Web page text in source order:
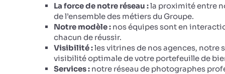
La force de notre réseau :la proximité entre
de l’ensemble des métiers du Groupe.
Notre modèle : nos équipes sont en
chacun de réussir.
Visibilité :les vitrines de nos agences,
visibilité optimale de votre portefeuille de
Services : notre réseau de photographes